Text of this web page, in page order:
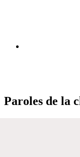
Paroles de la